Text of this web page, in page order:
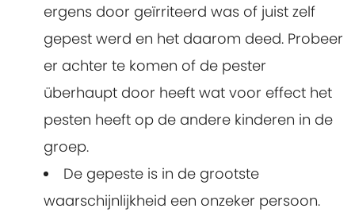
ergens door geïrriteerd was of juist zelf
gepest werd en het daarom deed. Probeer
er achter te komen of de pester
überhaupt door heeft wat voor effect het
pesten heeft op de andere kinderen in de
groep.
De gepeste is in de grootste
waarschijnlijkheid een onzeker persoon.